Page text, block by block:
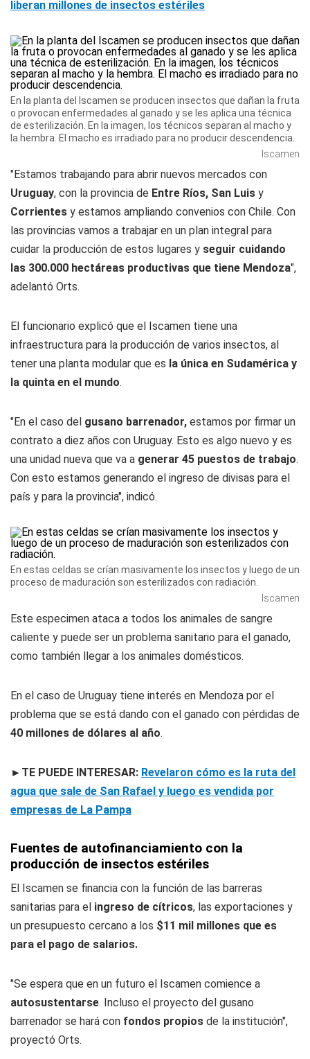
liberan millones de insectos estériles
En la planta del Iscamen se producen insectos que dañan la fruta
o provocan enfermedades al ganado y se les aplica una técnica
de esterilización. En la imagen, los técnicos separan al macho y
la hembra. El macho es irradiado para no producir descendencia.
Iscamen
"Estamos trabajando para abrir nuevos mercados con
Uruguay, con la provincia de Entre Ríos, San Luis y
Corrientes y estamos ampliando convenios con Chile. Con
las provincias vamos a trabajar en un plan integral para
cuidar la producción de estos lugares y seguir cuidando
las 300.000 hectáreas productivas que tiene Mendoza",
adelantó Orts.
El funcionario explicó que el Iscamen tiene una
infraestructura para la producción de varios insectos, al
tener una planta modular que es la única en Sudamérica y
la quinta en el mundo.
"En el caso del gusano barrenador, estamos por firmar un
contrato a diez años con Uruguay. Esto es algo nuevo y es
una unidad nueva que va a generar 45 puestos de trabajo.
Con esto estamos generando el ingreso de divisas para el
país y para la provincia", indicó.
En estas celdas se crían masivamente los insectos y luego de un
proceso de maduración son esterilizados con radiación.
Iscamen
Este especimen ataca a todos los animales de sangre
caliente y puede ser un problema sanitario para el ganado,
como también llegar a los animales domésticos.
En el caso de Uruguay tiene interés en Mendoza por el
problema que se está dando con el ganado con pérdidas de
40 millones de dólares al año.
►TE PUEDE INTERESAR: Revelaron cómo es la ruta del
agua que sale de San Rafael y luego es vendida por
empresas de La Pampa
Fuentes de autofinanciamiento con la
producción de insectos estériles
El Iscamen se financia con la función de las barreras
sanitarias para el ingreso de cítricos, las exportaciones y
un presupuesto cercano a los $11 mil millones que es
para el pago de salarios.
"Se espera que en un futuro el Iscamen comience a
autosustentarse. Incluso el proyecto del gusano
barrenador se hará con fondos propios de la institución",
proyectó Orts.